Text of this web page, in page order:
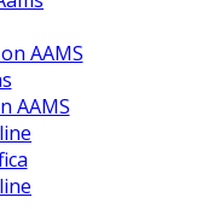
AAMS
AAMS